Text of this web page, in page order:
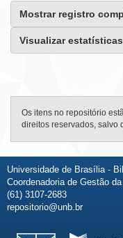
Mostrar registro
Visualizar estatísticas
Os itens no repositório
direitos reservados, salvo
Universidade de Brasília -
Coordenadoria de Gestão
(61) 3107-2683
repositorio@unb.br